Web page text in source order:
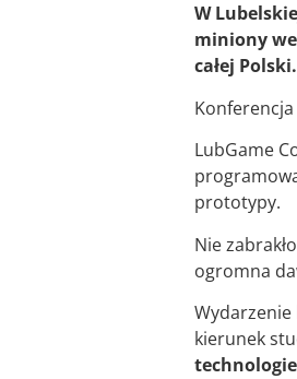
W
miniony
całej Polski.
Konferencja
LubGame
prototypy.
Nie
ogromna
Wydarzenie
kierunek